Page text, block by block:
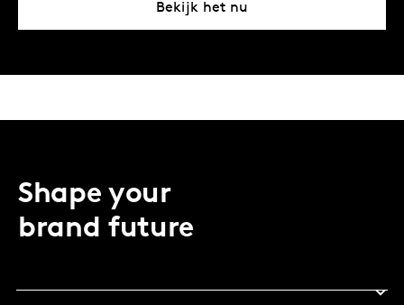
Bekijk het nu
Shape your
brand future